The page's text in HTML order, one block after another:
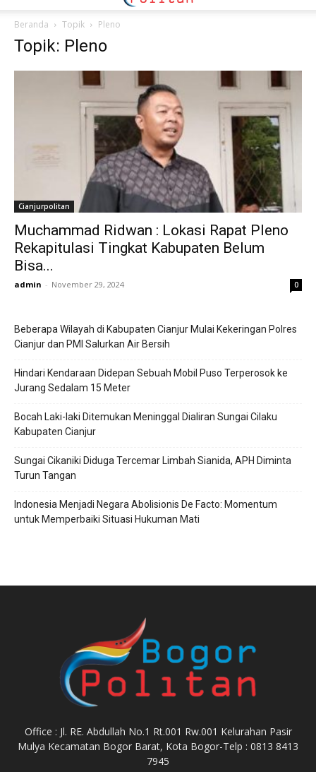
Beranda Topik Pleno
Topik: Pleno
Cianjurpolitan
Muchammad Ridwan : Lokasi Rapat Pleno
Rekapitulasi Tingkat Kabupaten Belum
Bisa...
admin - November 29, 2024 0
Beberapa Wilayah di Kabupaten Cianjur Mulai Kekeringan Polres
Cianjur dan PMI Salurkan Air Bersih
Hindari Kendaraan Didepan Sebuah Mobil Puso Terperosok ke
Jurang Sedalam 15 Meter
Bocah Laki-laki Ditemukan Meninggal Dialiran Sungai Cilaku
Kabupaten Cianjur
Sungai Cikaniki Diduga Tercemar Limbah Sianida, APH Diminta
Turun Tangan
‎Indonesia Menjadi Negara Abolisionis De Facto: Momentum
untuk Memperbaiki Situasi Hukuman Mati
Office : Jl. RE. Abdullah No.1 Rt.001 Rw.001 Kelurahan Pasir
Mulya Kecamatan Bogor Barat, Kota Bogor-Telp : 0813 8413
7945